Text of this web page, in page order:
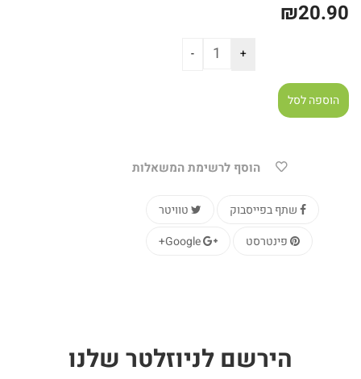
₪20.90
הוספה לסל
הוסף לרשימת המשאלות
טוויטר
שתף בפייסבוק
Google+
פינטרסט
הירשם לניוזלטר שלנו